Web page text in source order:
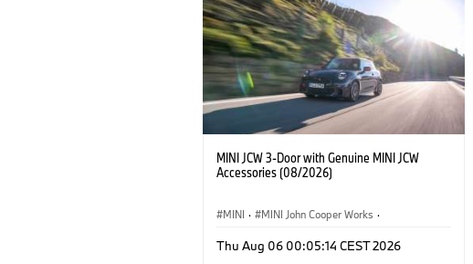
MINI JCW 3-Door with Genuine MINI JCW
Accessories (08/2026)
MINI · MINI John Cooper Works ·
Optional Extras, Accessories
Thu Aug 06 00:05:14 CEST 2026